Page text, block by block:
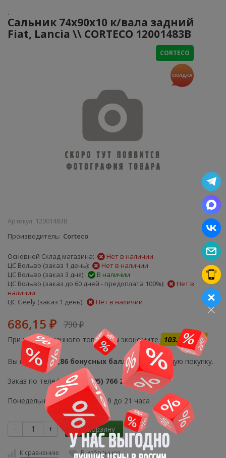
.
Сальник 74x90x10 к/вала задний
Fiat, Lancia \\ CORTECO 12001483B
CORTECO
СКИДКА
Артикул: 12001483B
Производитель Corteco
Основной Склад магазина:
Нет в наличии
ЦС Вольво (заказ 1 день):
Нет в наличии
ЦС Вольво (заказ 3 дня):
В наличии
ЦС Вольво (заказ до 60 дней - предоплата 100%):
Нет в
наличии
ЦС Geely (заказ 1 день):
Нет в наличии
686,15 ₽ 790₽
При покупке данного товара Вы экономите 103.85 руб.
Вы получите6,86 бонусных баллана следующую покупку.
Заказ по телефону+7 (495) 766 21 80
Понедельник-Воскресенье с 9 до 21 часа
- + В корзину
К сравнению В избранное